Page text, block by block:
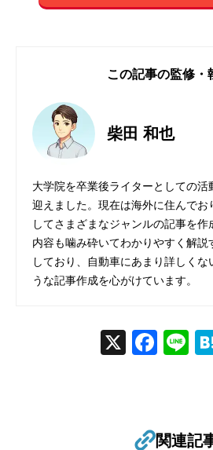
この記事の監修・
柴田 和也
大学院を卒業後ライターとしての活
迎えました。現在は海外に住んでお
してさまざまなジャンルの記事を
内容も噛み砕いてわかりやすく解説
しており、自動車にあまり詳しくな
うな記事作成を心がけています。
X
Fac
Line
関連記